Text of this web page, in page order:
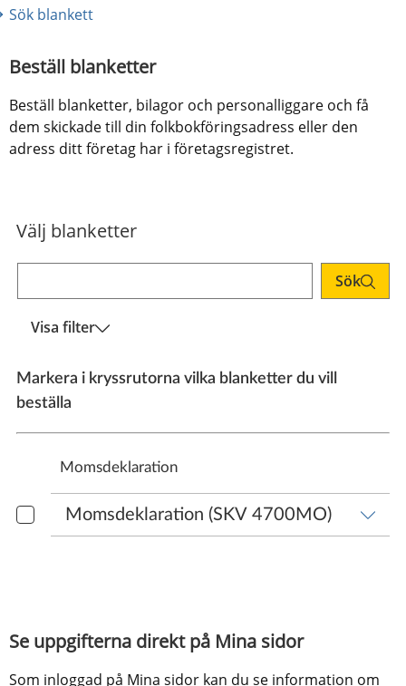
Sök blankett
Beställ blanketter
Beställ blanketter, bilagor och personalliggare och få
dem skickade till din folkbokföringsadress eller den
adress ditt företag har i företagsregistret.
Välj blanketter
Sök
Visa filter
Markera i kryssrutorna vilka blanketter du vill
beställa
Momsdeklaration
Se uppgifterna direkt på Mina sidor
Som inloggad på Mina sidor kan du se information om